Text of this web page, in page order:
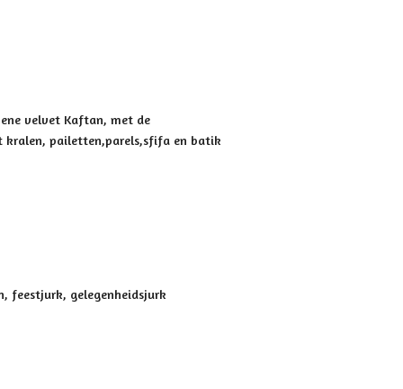
velvet Kaftan, met de
kralen, pailetten,parels,sfifa en batik
feestjurk, gelegenheidsjurk